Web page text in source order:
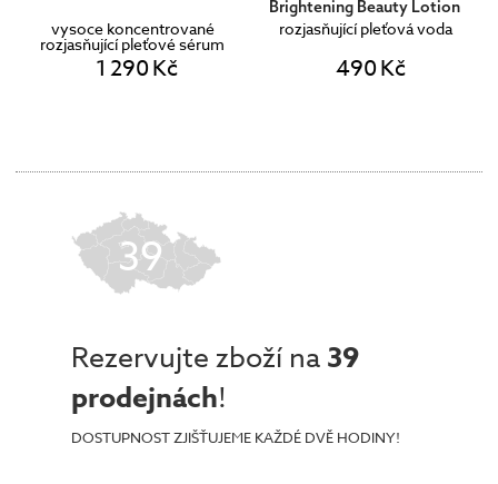
vysoce koncentrované
rozjasňující pleťové sérum
1 290 Kč
Brightening Beauty Lotion
rozjasňující pleťová voda
490 Kč
39
Rezervujte zboží na 39
prodejnách!
DOSTUPNOST ZJIŠŤUJEME KAŽDÉ DVĚ HODINY!